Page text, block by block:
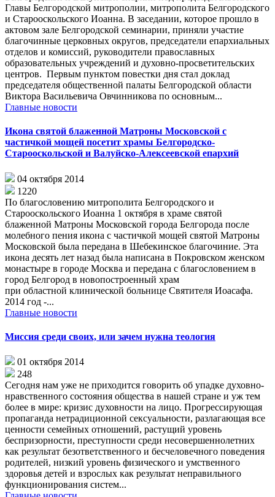
Главы Белгородской митрополии, митрополита Белгородского
и Старооскольского Иоанна. В заседании, которое прошло в
актовом зале Белгородской семинарии, приняли участие
благочинные церковных округов, председатели епархиальных
отделов и комиссий, руководители православных
образовательных учреждений и духовно-просветительских
центров. Первым пунктом повестки дня стал доклад
председателя общественной палаты Белгородской области
Виктора Васильевича Овчинникова по основным...
Главные новости
Икона святой блаженной Матроны Московской с
частичкой мощей посетит храмы Белгородско-
Старооскольской и Валуйско-Алексеевской епархий
04 октября 2014
1220
По благословению митрополита Белгородского и
Старооскольского Иоанна 1 октября в храме святой
блаженной Матроны Московской города Белгорода после
молебного пения икона с частичкой мощей святой Матроны
Московской была передана в Шебекинское благочиние. Эта
икона десять лет назад была написана в Покровском женском
монастыре в городе Москва и передана с благословением в
город Белгород в новопостроенный храм
при областной клинической больнице Святителя Иоасафа.
2014 год -...
Главные новости
Миссия среди своих, или зачем нужна теология
01 октября 2014
248
Сегодня нам уже не приходится говорить об упадке духовно-
нравственного состояния общества в нашей стране и уж тем
более в мире: кризис духовности на лицо. Прогрессирующая
пропаганда нетрадиционной сексуальности, разлагающая все
ценности семейных отношений, растущий уровень
беспризорности, преступности среди несовершеннолетних
как результат безответственного и бесчеловечного поведения
родителей, низкий уровень физического и умственного
здоровья детей и взрослых как результат неправильного
функционирования систем...